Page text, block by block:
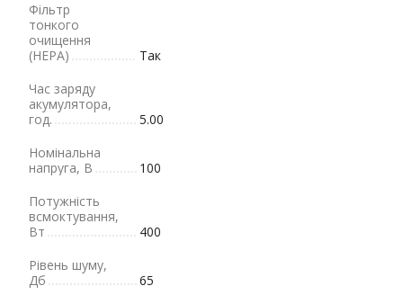
Фільтр
тонкого
очищення
(HEPA)
Так
Час заряду
акумулятора,
год.
5.00
Номінальна
напруга, В
100
Потужність
всмоктування,
Вт
400
Рівень шуму,
Дб
65